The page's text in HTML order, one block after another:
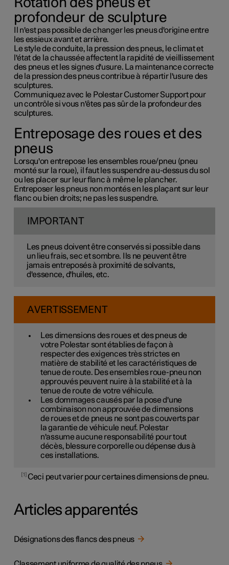
Rotation des pneus et
profondeur de sculpture
Il n'est pas possible de changer les pneus d'origine entre
les essieux avant et arrière.
Le style de conduite, la pression des pneus, le climat et
l'état de la chaussée affectent la rapidité de vieillissement
des pneus et les signes d'usure. La maintenance correcte
de la pression des pneus contribue à répartir l'usure des
sculptures.
Communiquez avec le Polestar Customer Support pour
un contrôle si vous n'êtes pas sûr de la profondeur des
sculptures.
Entreposage des roues et des
pneus
Lorsqu'on entrepose les ensembles roue/pneu (pneu
monté sur la roue), il faut les suspendre au-dessus du sol
ou les placer sur leur flanc à même le plancher.
Entreposer les pneus non montés en les plaçant sur leur
flanc ou bien droits; ne pas les suspendre.
IMPORTANT
Les pneus doivent être conservés si possible dans
un lieu frais, sec et sombre. Ils ne peuvent être
jamais entreposés à proximité de solvants,
d'essence, d'huiles, etc.
AVERTISSEMENT
Les dimensions des roues et des pneus de
votre Polestar sont établies de façon à
respecter des exigences très strictes en
matière de stabilité et les caractéristiques de
tenue de route. Des ensembles roue-pneu non
approuvés peuvent nuire à la stabilité et à la
tenue de route de votre véhicule.
Les dommages causés par la pose d'une
combinaison non approuvée de dimensions
de roues et de pneus ne sont pas couverts par
la garantie de véhicule neuf. Polestar
n'assume aucune responsabilité pour tout
décès, blessure corporelle ou dépense dus à
ces installations.
1 Ceci peut varier pour certaines dimensions de pneu.
Articles apparentés
Désignations des flancs des pneus